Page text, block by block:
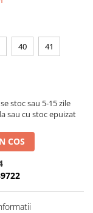
40 41
stoc sau 5-15 zile
sau cu stoc epuizat
COS